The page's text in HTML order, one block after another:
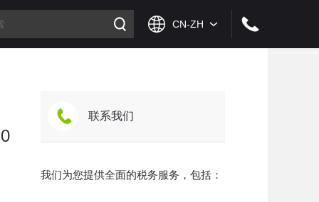
联系我们
我们为您提供全面的税务服务，包括：